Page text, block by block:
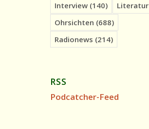
Interview (140) Literatur
Ohrsichten (688)
Radionews (214)
RSS
Podcatcher-Feed